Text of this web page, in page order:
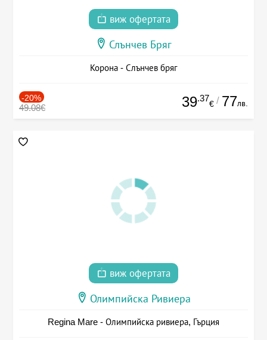
виж офертата
Слънчев Бряг
Корона - Слънчев бряг
-20%
49.08€ 39.37
€ / 77лв.
виж офертата
Олимпийска Ривиера
Regina Mare - Олимпийска ривиера, Гърция